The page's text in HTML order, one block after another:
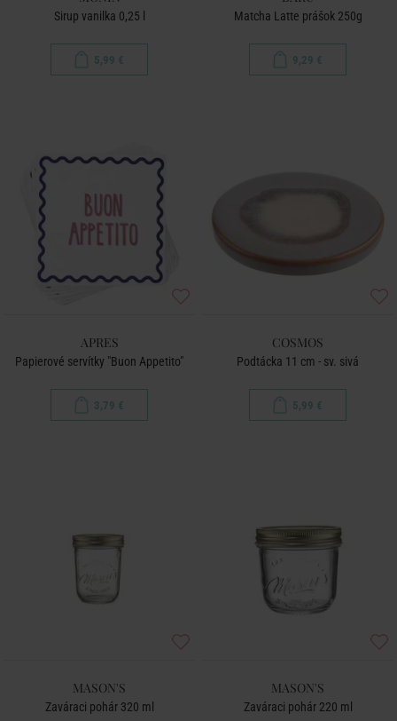
Sirup vanilka 0,25 l
5,99 €
Matcha Latte prášok 250g
9,29 €
APRES
Papierové servítky "Buon Appetito"
3,79 €
COSMOS
Podtácka 11 cm - sv. sivá
5,99 €
MASON'S
Zaváraci pohár 320 ml
MASON'S
Zaváraci pohár 220 ml